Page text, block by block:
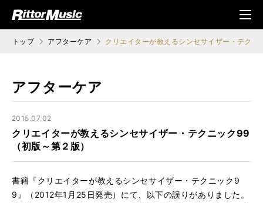
ジック (Rittor Musi
メニ
ュ
トップ アフターケア クリエイターが教えるシンセサイザー・テクニ
アフターケア
2015.07.02
クリエイターが教えるシンセサイザー・テクニック99
（初版～第２版）
書籍『クリエイターが教えるシンセサイザー・テクニック9
9』（2012年1月25日発売）にて、以下の誤りがありました。